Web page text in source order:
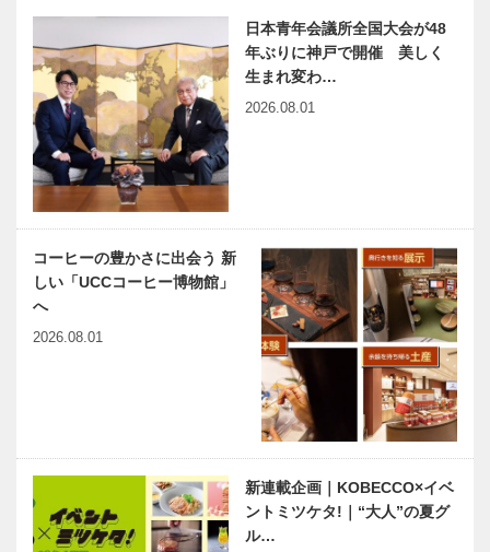
日本青年会議所全国大会が48
年ぶりに神戸で開催 美しく
生まれ変わ…
2026.08.01
コーヒーの豊かさに出会う 新
しい「UCCコーヒー博物館」
へ
2026.08.01
新連載企画｜KOBECCO×イベ
ントミツケタ!｜“大人”の夏グ
ル…